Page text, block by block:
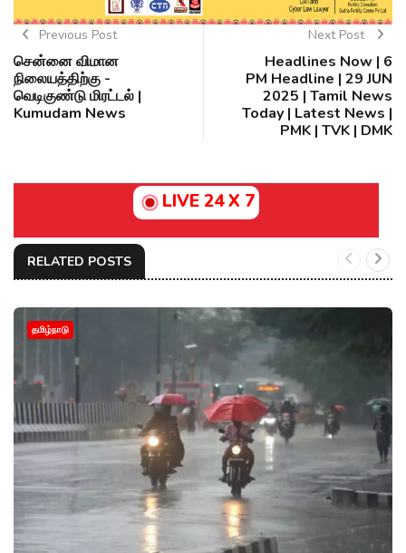
Previous Post
சென்னை விமான
நிலையத்திற்கு -
வெடிகுண்டு மிரட்டல் |
Kumudam News
Next Post
Headlines Now | 6
PM Headline | 29 JUN
2025 | Tamil News
Today | Latest News |
PMK | TVK | DMK
LIVE 24 X 7
RELATED POSTS
தமிழ்நாடு